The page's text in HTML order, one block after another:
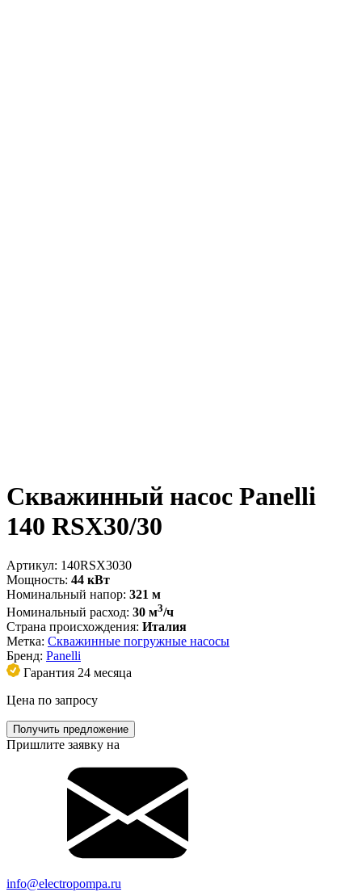
Скважинный насос Panelli
140 RSX30/30
Артикул: 140RSX3030
Мощность: 44 кВт
Номинальный напор: 321 м
Номинальный расход: 30 м3/ч
Страна происхождения: Италия
Метка: Скважинные погружные насосы
Бренд: Panelli
Гарантия 24 месяца
Цена по запросу
Получить предложение
Пришлите заявку на
info@electropompa.ru